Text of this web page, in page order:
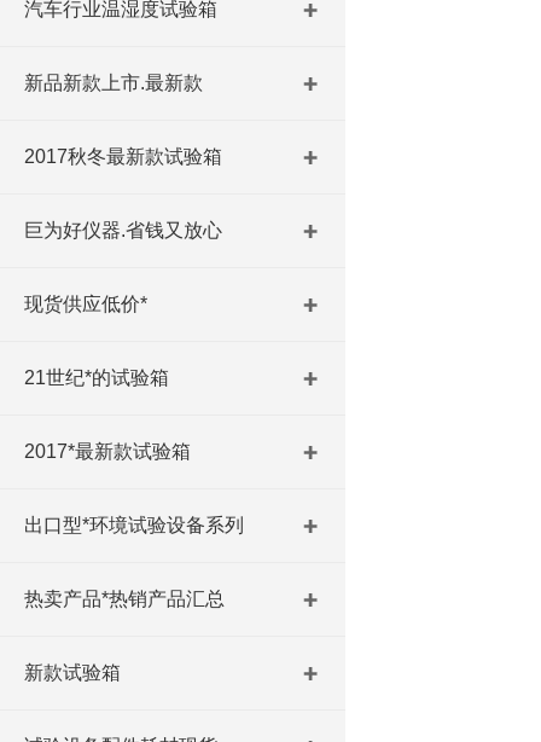
汽车行业温湿度试验箱
新品新款上市.最新款
2017秋冬最新款试验箱
巨为好仪器.省钱又放心
现货供应低价*
21世纪*的试验箱
2017*最新款试验箱
出口型*环境试验设备系列
热卖产品*热销产品汇总
新款试验箱